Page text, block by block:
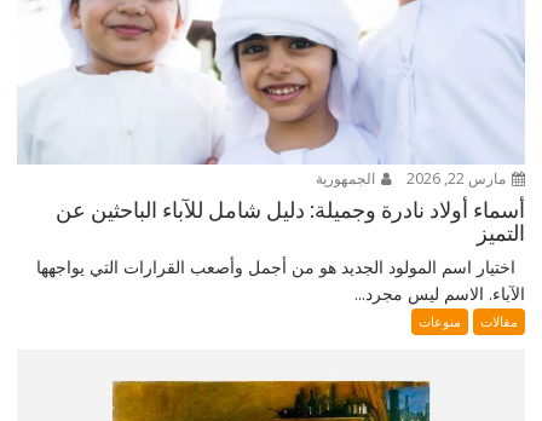
مارس 22, 2026 الجمهورية
أسماء أولاد نادرة وجميلة: دليل شامل للآباء الباحثين عن
التميز
اختيار اسم المولود الجديد هو من أجمل وأصعب القرارات التي يواجهها
الآباء. الاسم ليس مجرد...
مقالات منوعات